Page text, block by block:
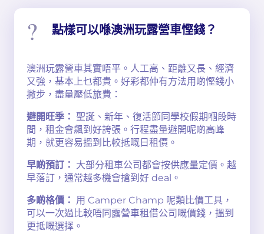
點樣可以喺澳洲玩露營車慳錢？
澳洲玩露營車其實唔平。人工高、距離又長、經濟
又強，基本上乜都貴。好彩都仲有方法用啲慳錢小
撇步，盡量壓低旅費：
避開旺季： 聖誕、新年、復活節同學校假期嗰段時
間，租金會飆到好誇張。行程盡量避開呢啲高峰
期，就更容易搵到比較抵嘅日租價。
早啲預訂： 大部分租車公司都會按供應量定價。越
早落訂，通常越多機會搶到好 deal。
多啲格價： 用 Camper Champ 呢類比價工具，
可以一次過比較唔同露營車租借公司嘅價錢，搵到
更抵嘅選擇。